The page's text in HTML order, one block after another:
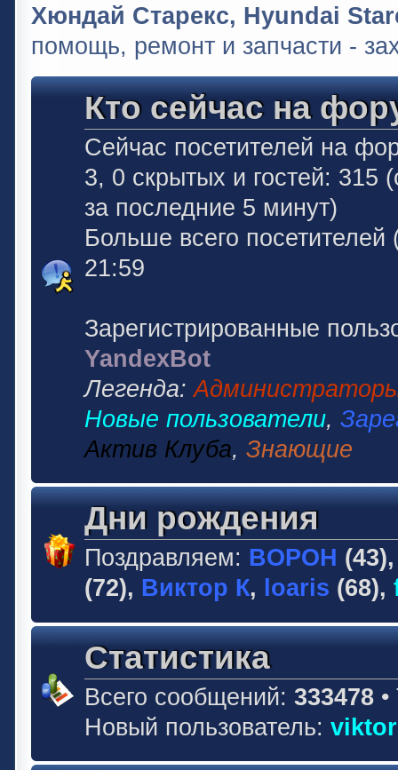
Хюндай Старекс, Hyundai
помощь, ремонт и запчасти -
Кто сейчас на
Сейчас посетителей на
3, 0 скрытых и гостей: 315
за последние 5 минут)
Больше всего посетителей
21:59
Зарегистрированные
YandexBot
Легенда:
Новые пользователи,
Актив Клуба, Знающие
Дни рождения
Поздравляем: BOPOH
(72), Виктор К, loaris (68),
Статистика
Всего сообщений: 333478
Новый пользователь: